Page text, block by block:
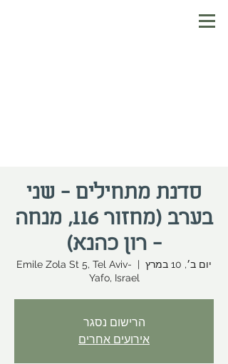
סדנת מתחילים - שני
בערב (מחזור 116, מנחה
- רון כהנא)
יום ב׳, 10 במרץ
  |
Emile Zola St 5, Tel Aviv-
Yafo, Israel
הרישום נסגר
אירועים אחרים